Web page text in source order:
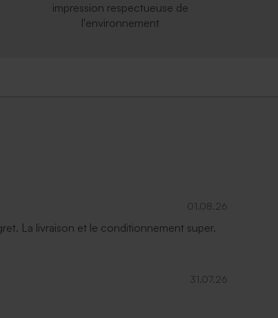
impression respectueuse de
l'environnement
01.08.26
La livraison et le conditionnement super.
31.07.26